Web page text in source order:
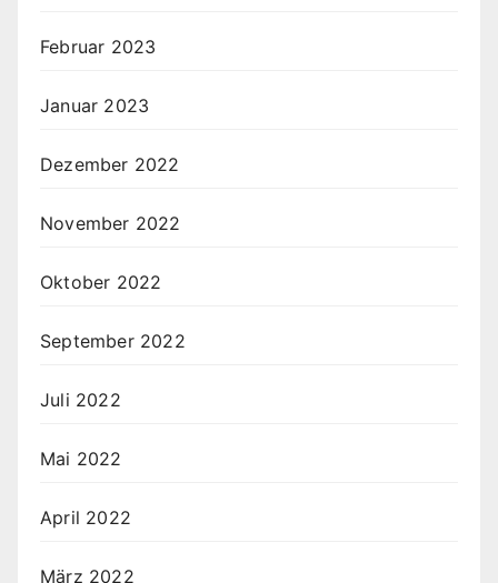
Februar 2023
Januar 2023
Dezember 2022
November 2022
Oktober 2022
September 2022
Juli 2022
Mai 2022
April 2022
März 2022